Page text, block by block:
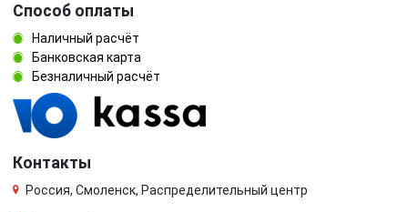
Способ оплаты
Наличный расчёт
Банковская карта
Безналичный расчёт
Контакты
Россия, Смоленск, Распределительный центр